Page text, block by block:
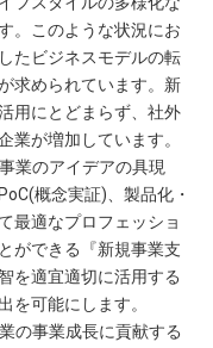
。このような状況にお
たビジネスモデルの転
求められています。新
用にとどまらず、社外
業が増加しています。
業のアイデアの具現
概念実証)、製品化・
最適なプロフェッショ
ができる『新規事業支
を適宜適切に活用する
を可能にします。
の事業成長に貢献する